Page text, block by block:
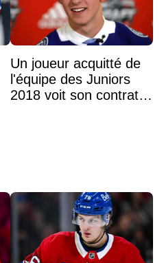
Un joueur acquitté de
l'équipe des Juniors
2018 voit son contrat